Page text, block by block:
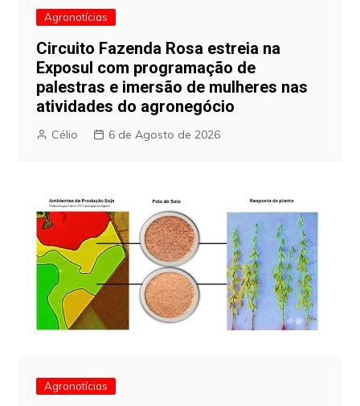
Agronotícias
Circuito Fazenda Rosa estreia na
Exposul com programação de
palestras e imersão de mulheres nas
atividades do agronegócio
Célio 6 de Agosto de 2026
Agronotícias